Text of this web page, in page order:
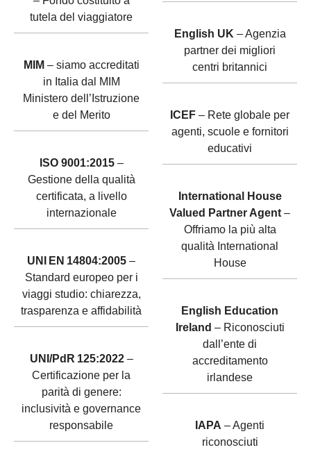
tutela del viaggiatore
MIM – siamo accreditati
in Italia dal MIM
Ministero dell’Istruzione
e del Merito
ISO 9001:2015–
Gestione della qualità
certificata, a livello
internazionale
UNI EN 14804:2005 –
Standard europeo per i
viaggi studio: chiarezza,
trasparenza e affidabilità
UNI/PdR 125:2022–
Certificazione per la
parità di genere:
inclusività e governance
responsabile
English UK – Agenzia
partner dei migliori
centri britannici
ICEF – Rete globale per
agenti, scuole e fornitori
educativi
International House
Valued Partner Agent –
Offriamo la più alta
qualità International
House
English Education
Ireland – Riconosciuti
dall’ente di
accreditamento
irlandese
IAPA – Agenti
riconosciuti